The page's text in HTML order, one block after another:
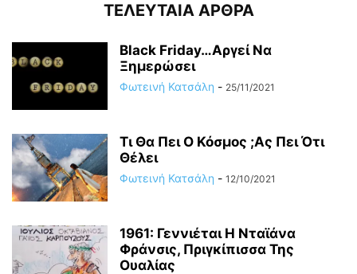
ΤΕΛΕΥΤΑΙΑ ΑΡΘΡΑ
Black Friday…Αργεί Να
Ξημερώσει
Φωτεινή Κατσάλη - 25/11/2021
Τι Θα Πει Ο Κόσμος ;Ας Πει Ότι
Θέλει
Φωτεινή Κατσάλη - 12/10/2021
1961: Γεννιέται H Νταϊάνα
Φράνσις, Πριγκίπισσα Της
Ουαλίας